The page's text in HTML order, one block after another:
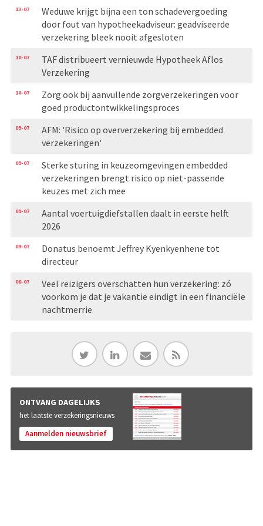
13-07
Weduwe krijgt bijna een ton schadevergoeding
door fout van hypotheekadviseur: geadviseerde
verzekering bleek nooit afgesloten
10-07
TAF distribueert vernieuwde Hypotheek Aflos
Verzekering
10-07
Zorg ook bij aanvullende zorgverzekeringen voor
goed productontwikkelingsproces
09-07
AFM: 'Risico op oververzekering bij embedded
verzekeringen'
09-07
Sterke sturing in keuzeomgevingen embedded
verzekeringen brengt risico op niet-passende
keuzes met zich mee
09-07
Aantal voertuigdiefstallen daalt in eerste helft
2026
09-07
Donatus benoemt Jeffrey Kyenkyenhene tot
directeur
08-07
Veel reizigers overschatten hun verzekering: zó
voorkom je dat je vakantie eindigt in een financiële
nachtmerrie
ONTVANG DAGELIJKS
het laatste verzekeringsnieuws
Aanmelden nieuwsbrief